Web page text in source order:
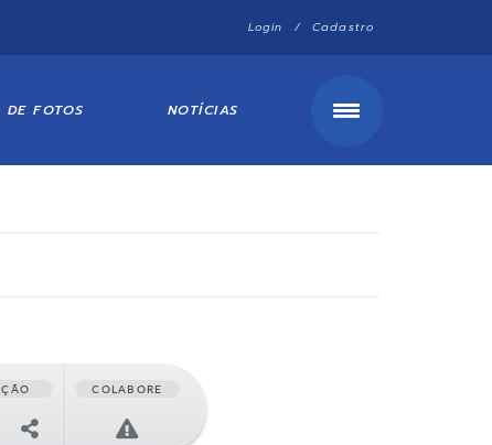
Login / Cadastro
FOTOS NOTÍCIAS
COLABORE